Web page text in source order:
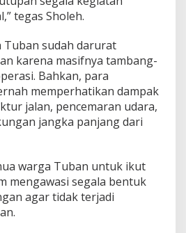
tegas Sholeh.
Tuban sudah darurat
karena masifnya tambang-
Bahkan, para
memperhatikan dampak
jalan, pencemaran udara,
jangka panjang dari
warga Tuban untuk ikut
mengawasi segala bentuk
agar tidak terjadi